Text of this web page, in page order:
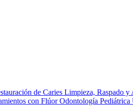
de Caries Limpieza, Raspado y
con FlúorOdontología Pediátrica